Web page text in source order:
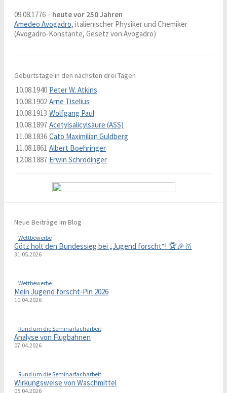
09.08.1776 – heute vor 250 Jahren
Amedeo Avogadro, italienischer Physiker und Chemiker
(Avogadro-Konstante, Gesetz von Avogadro)
Geburtstage in den nächsten drei Tagen
10.08.1940 Peter W. Atkins
10.08.1902 Arne Tiselius
10.08.1913 Wolfgang Paul
10.08.1897 Acetylsalicylsäure (ASS)
11.08.1836 Cato Maximilian Guldberg
11.08.1861 Albert Boehringer
12.08.1887 Erwin Schrödinger
Neue Beiträge im Blog
Wettbewerbe
Götz holt den Bundessieg bei „Jugend forscht“! 🏆🎉🥇
31.05.2026
Wettbewerbe
Mein Jugend forscht-Pin 2026
10.04.2026
Rund um die Seminarfacharbeit
Analyse von Flugbahnen
07.04.2026
Rund um die Seminarfacharbeit
Wirkungsweise von Waschmittel
05.04.2026